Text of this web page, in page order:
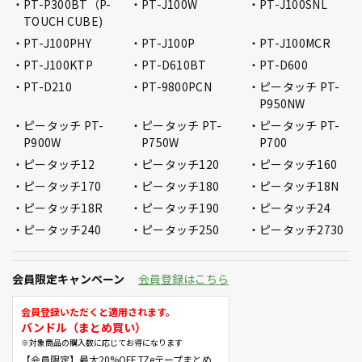
会員限定キャンペーン 会員登録はこちら
会員登録いただくと適用されます。
バンドル（まとめ買い）
※対象商品の購入数に応じてお得になります
【会員限定】最大20%OFF TZeテープまとめ
PT-P300BT（P-
TOUCH CUBE)
PT-J100W PT-J100SNL
PT-J100PHY PT-J100P
PT-J100MCR
PT-J100KTP
PT-D610BT
PT-D600
PT-D210
PT-9800PCN
ピータッチ PT-
P950NW
ピータッチ PT-
P900W
ピータッチ PT-
P750W
ピータッチ PT-
P700
ピータッチ12
ピータッチ120
ピータッチ160
ピータッチ170
ピータッチ180
ピータッチ18N
ピータッチ18R
ピータッチ190
ピータッチ24
ピータッチ240
ピータッチ250 ピータッチ2730